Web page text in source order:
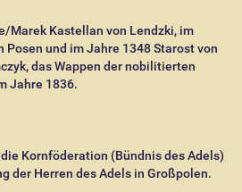
Marek Kastellan von Lendzki, im
Posen und im Jahre 1348 Starost von
das Wappen der nobilitierten
Jahre 1836.
Kornföderation (Bündnis des Adels)
der Herren des Adels in Großpolen.